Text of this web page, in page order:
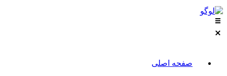
صفحه اصلی